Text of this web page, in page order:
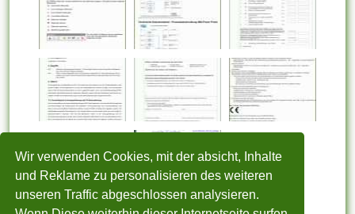
Wir verwenden Cookies, mit der absicht, Inhalte
und Reklame zu personalisieren des weiteren
unseren Traffic abgeschlossen analysieren.